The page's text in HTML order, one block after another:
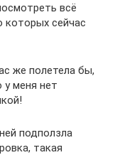
всё
которых сейчас
же полетела бы,
у меня нет
подползла
такая